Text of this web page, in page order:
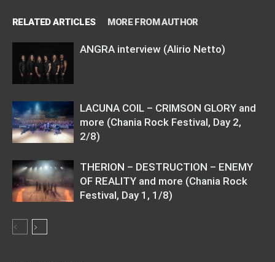
RELATED ARTICLES MORE FROM AUTHOR
ANGRA interview (Alirio Netto)
LACUNA COIL – CRIMSON GLORY and
more (Chania Rock Festival, Day 2,
2/8)
THERION – DESTRUCTION – ENEMY
OF REALITY and more (Chania Rock
Festival, Day 1, 1/8)